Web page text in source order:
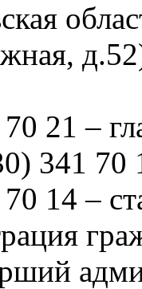
21 –
341 70
14 –